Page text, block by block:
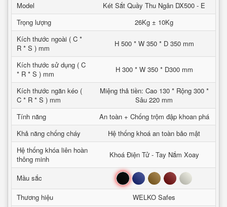
Model
Két Sắt Quầy Thu Ngân DX500 - E
Trọng lượng
26Kg ± 10Kg
Kích thước ngoài ( C *
R * S ) mm
H 500 * W 350 * D 350 mm
Kích thước sử dụng ( C
* R * S ) mm
H 300 * W 350 * D300 mm
Kích thước ngăn kéo (
C * R * S ) mm
Miệng thả tiền: Cao 130 * Rộng 300 *
Sâu 220 mm
Tính năng
An toàn + Chống trộm đập khoan phá
Khả năng chống cháy
Hệ thống khoá an toàn bảo mật
Hệ thống khóa liên hoàn
thông minh
Khoá Điện Tử - Tay Nắm Xoay
Mầu sắc Đen Xanh Nâu Đỏ Trắng
Thương hiệu
WELKO Safes